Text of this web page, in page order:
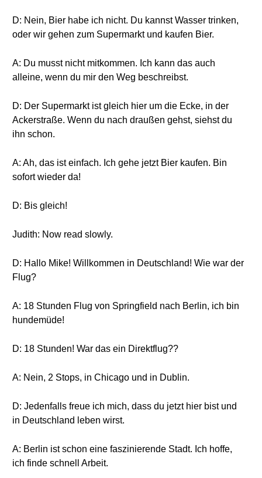
D: Nein, Bier habe ich nicht. Du kannst Wasser trinken,
oder wir gehen zum Supermarkt und kaufen Bier.
A: Du musst nicht mitkommen. Ich kann das auch
alleine, wenn du mir den Weg beschreibst.
D: Der Supermarkt ist gleich hier um die Ecke, in der
Ackerstraße. Wenn du nach draußen gehst, siehst du
ihn schon.
A: Ah, das ist einfach. Ich gehe jetzt Bier kaufen. Bin
sofort wieder da!
D: Bis gleich!
Judith: Now read slowly.
D: Hallo Mike! Willkommen in Deutschland! Wie war der
Flug?
A: 18 Stunden Flug von Springfield nach Berlin, ich bin
hundemüde!
D: 18 Stunden! War das ein Direktflug??
A: Nein, 2 Stops, in Chicago und in Dublin.
D: Jedenfalls freue ich mich, dass du jetzt hier bist und
in Deutschland leben wirst.
A: Berlin ist schon eine faszinierende Stadt. Ich hoffe,
ich finde schnell Arbeit.